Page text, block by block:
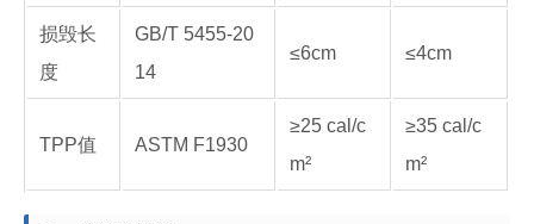
损毁长
度
GB/T 5455-20
14
≤6cm ≤4cm
TPP值 ASTM F1930
≥25 cal/c
m²
≥35 cal/c
m²